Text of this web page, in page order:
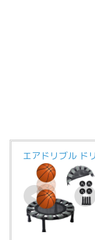
エアドリブル ド